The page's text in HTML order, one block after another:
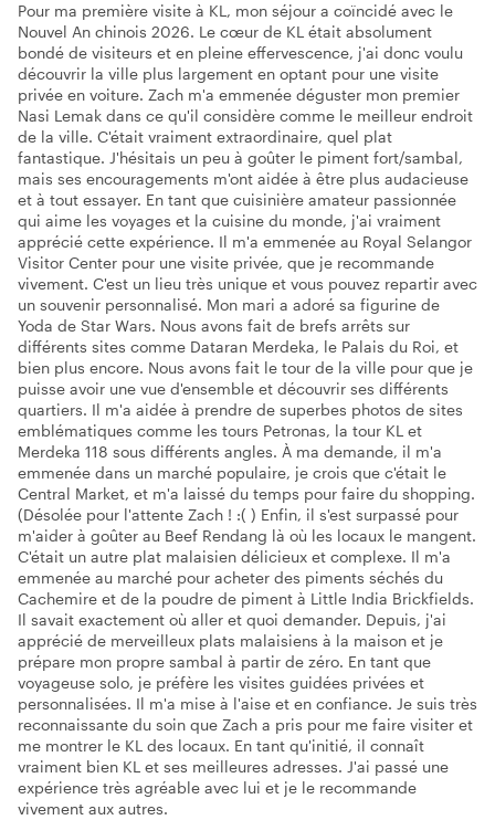
Pour ma première visite à KL, mon séjour a coïncidé avec le
Nouvel An chinois 2026. Le cœur de KL était absolument
bondé de visiteurs et en pleine effervescence, j'ai donc voulu
découvrir la ville plus largement en optant pour une visite
privée en voiture. Zach m'a emmenée déguster mon premier
Nasi Lemak dans ce qu'il considère comme le meilleur endroit
de la ville. C'était vraiment extraordinaire, quel plat
fantastique. J'hésitais un peu à goûter le piment fort/sambal,
mais ses encouragements m'ont aidée à être plus audacieuse
et à tout essayer. En tant que cuisinière amateur passionnée
qui aime les voyages et la cuisine du monde, j'ai vraiment
apprécié cette expérience. Il m'a emmenée au Royal Selangor
Visitor Center pour une visite privée, que je recommande
vivement. C'est un lieu très unique et vous pouvez repartir avec
un souvenir personnalisé. Mon mari a adoré sa figurine de
Yoda de Star Wars. Nous avons fait de brefs arrêts sur
différents sites comme Dataran Merdeka, le Palais du Roi, et
bien plus encore. Nous avons fait le tour de la ville pour que je
puisse avoir une vue d'ensemble et découvrir ses différents
quartiers. Il m'a aidée à prendre de superbes photos de sites
emblématiques comme les tours Petronas, la tour KL et
Merdeka 118 sous différents angles. À ma demande, il m'a
emmenée dans un marché populaire, je crois que c'était le
Central Market, et m'a laissé du temps pour faire du shopping.
(Désolée pour l'attente Zach ! :( ) Enfin, il s'est surpassé pour
m'aider à goûter au Beef Rendang là où les locaux le mangent.
C'était un autre plat malaisien délicieux et complexe. Il m'a
emmenée au marché pour acheter des piments séchés du
Cachemire et de la poudre de piment à Little India Brickfields.
Il savait exactement où aller et quoi demander. Depuis, j'ai
apprécié de merveilleux plats malaisiens à la maison et je
prépare mon propre sambal à partir de zéro. En tant que
voyageuse solo, je préfère les visites guidées privées et
personnalisées. Il m'a mise à l'aise et en confiance. Je suis très
reconnaissante du soin que Zach a pris pour me faire visiter et
me montrer le KL des locaux. En tant qu'initié, il connaît
vraiment bien KL et ses meilleures adresses. J'ai passé une
expérience très agréable avec lui et je le recommande
vivement aux autres.